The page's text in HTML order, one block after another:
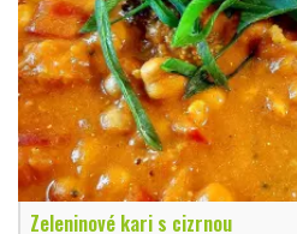
Zeleninové kari s cizrnou